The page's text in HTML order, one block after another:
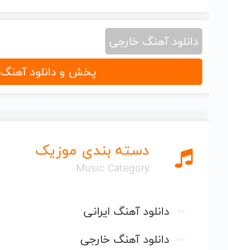
دسته بندی موزیک
Music Category
دانلود آهنگ ایرانی
دانلود آهنگ خارجی
دانلود آهنگ خارجی
پخش و دانلود آهنگ